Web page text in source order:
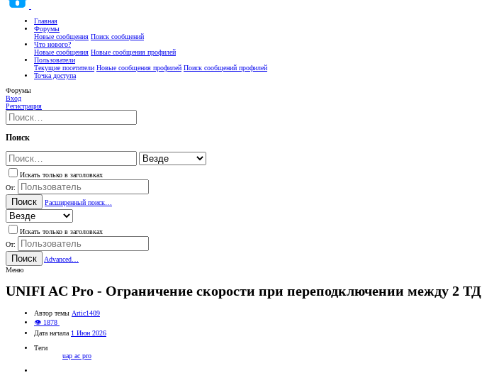
Главная
Форумы
Новые сообщения Поиск сообщений
Что нового?
Новые сообщения Новые сообщения профилей
Пользователи
Текущие посетители Новые сообщения профилей Поиск сообщений профилей
Точка доступа
Форумы
Вход
Регистрация
Поиск
Искать только в заголовках
От:
Поиск Расширенный поиск…
Искать только в заголовках
От:
Поиск
Advanced…
Меню
UNIFI AC Pro - Ограничение скорости при переподключении между 2 ТД
Автор темы Artic1409
👁 1878
Дата начала 1 Июн 2026
Теги
uap ac pro